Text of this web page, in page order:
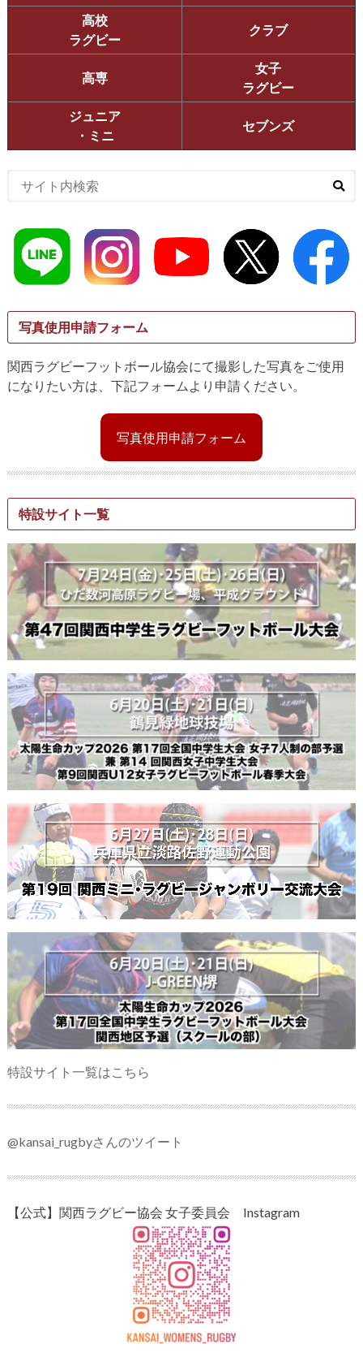
高校
ラグビー
クラブ
高専
女子
ラグビー
ジュニア
・ミニ
セブンズ
写真使用申請フォーム
関西ラグビーフットボール協会にて撮影した写真をご使用
になりたい方は、下記フォームより申請ください。
写真使用申請フォーム
特設サイト一覧
特設サイト一覧はこちら
@kansai_rugbyさんのツイート
【公式】関西ラグビー協会 女子委員会 Instagram